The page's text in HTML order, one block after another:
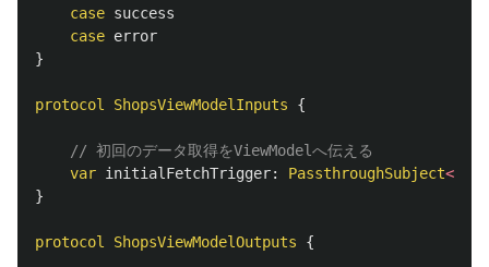
case success
case error
}
protocol ShopsViewModelInputs {
// 初回のデータ取得をViewModelへ伝える
var initialFetchTrigger: PassthroughSubject<
}
protocol ShopsViewModelOutputs {